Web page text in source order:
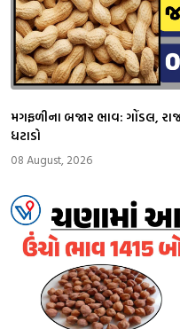
મગફળીના બજાર ભાવ: ગોંડલ,
ધટાડો
08 August, 2026